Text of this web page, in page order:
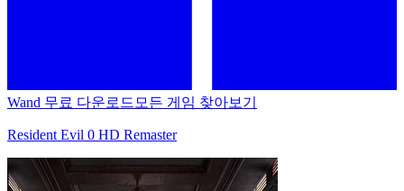
Wand 무료 다운로드 모든 게임 찾아보기
Resident Evil 0 HD Remaster